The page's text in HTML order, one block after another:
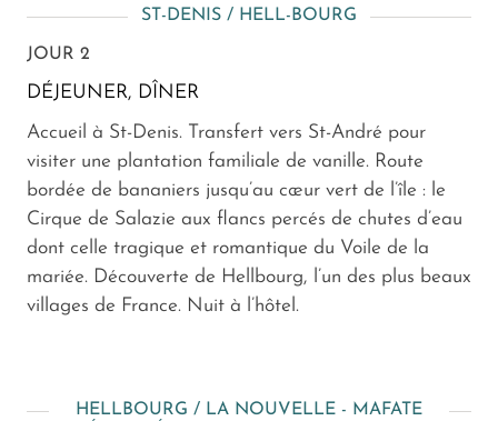
ST-DENIS / HELL-BOURG
JOUR 2
DÉJEUNER, DÎNER
Accueil à St-Denis. Transfert vers St-André pour
visiter une plantation familiale de vanille. Route
bordée de bananiers jusqu’au cœur vert de l’île : le
Cirque de Salazie aux flancs percés de chutes d’eau
dont celle tragique et romantique du Voile de la
mariée. Découverte de Hellbourg, l’un des plus beaux
villages de France. Nuit à l’hôtel.
HELLBOURG / LA NOUVELLE - MAFATE